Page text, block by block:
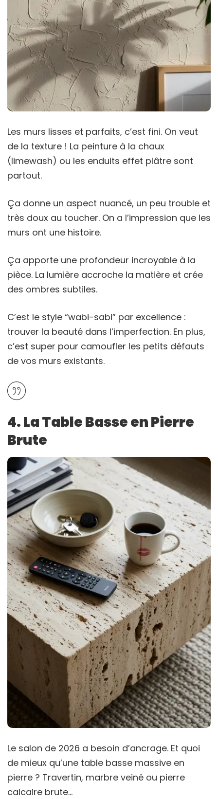
Les murs lisses et parfaits, c’est fini. On veut
de la texture ! La peinture à la chaux
(limewash) ou les enduits effet plâtre sont
partout.
Ça donne un aspect nuancé, un peu trouble et
très doux au toucher. On a l’impression que les
murs ont une histoire.
Ça apporte une profondeur incroyable à la
pièce. La lumière accroche la matière et crée
des ombres subtiles.
C’est le style “wabi-sabi” par excellence :
trouver la beauté dans l’imperfection. En plus,
c’est super pour camoufler les petits défauts
de vos murs existants.
4. La Table Basse en Pierre
Brute
Le salon de 2026 a besoin d’ancrage. Et quoi
de mieux qu’une table basse massive en
pierre ? Travertin, marbre veiné ou pierre
calcaire brute…